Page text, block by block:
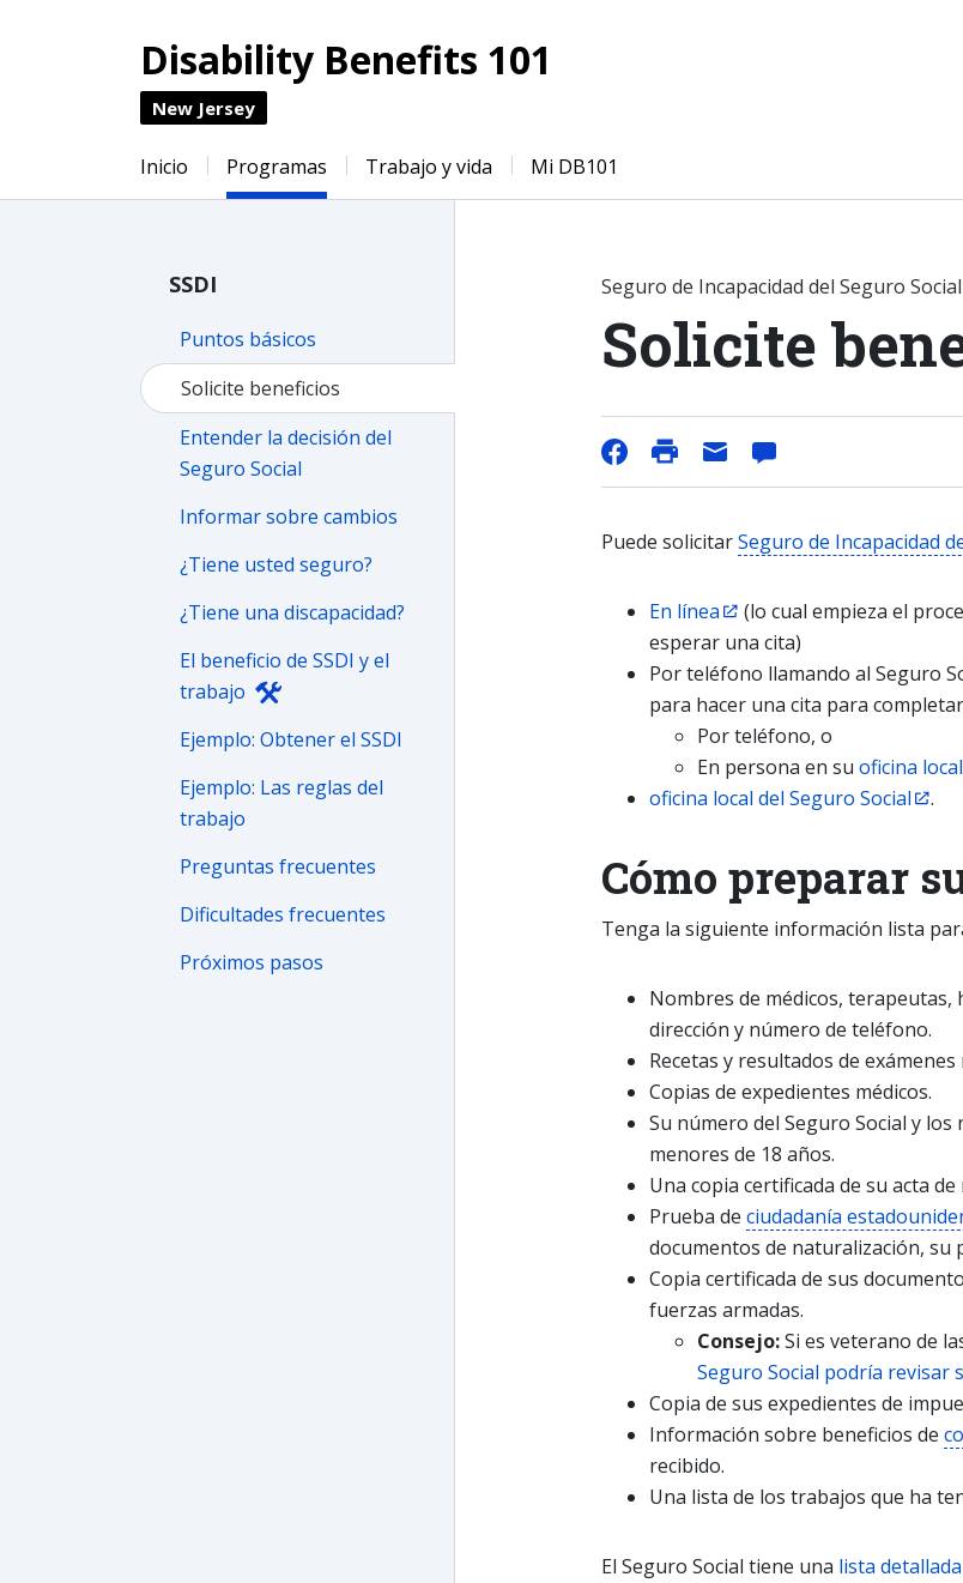
Disability Benefits 101
New Jersey
Inicio Programas Trabajo y vida Mi DB101
SSDI
Puntos básicos
Solicite beneficios
Entender la decisión del
Seguro Social
Informar sobre cambios
¿Tiene usted seguro?
¿Tiene una discapacidad?
El beneficio de SSDI y el
trabajo
Ejemplo: Obtener el SSDI
Ejemplo: Las reglas del
trabajo
Preguntas frecuentes
Dificultades frecuentes
Próximos pasos
Seguro de Incapacidad del Seguro Social
Solicite
Puede solicitarSeguro de Incapacidad
En línea
(lo cual empieza el
esperar una cita)
Por teléfono llamando al Seguro
para hacer una cita para
Por teléfono, o
En persona en su oficina
oficina local del Seguro Social
.
Cómo preparar
Tenga la siguiente información lista
Nombres de médicos, terapeutas,
dirección y número de teléfono.
Recetas y resultados de exámenes
Copias de expedientes médicos.
Su número del Seguro Social y
menores de 18 años.
Una copia certificada de su acta
Prueba de ciudadanía
documentos de naturalización, su
Copia certificada de sus
fuerzas armadas.
Consejo:Si es veterano de
Seguro Social podría revisar
Copia de sus expedientes de
Información sobre beneficios de
recibido.
Una lista de los trabajos que ha
El Seguro Social tiene una lista